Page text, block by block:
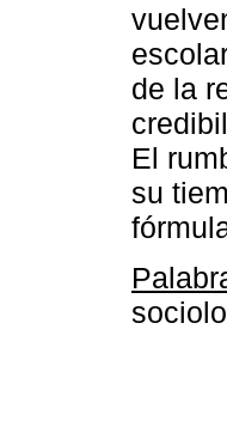
de la
El
su